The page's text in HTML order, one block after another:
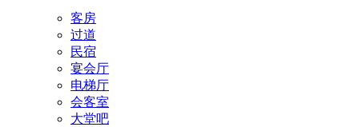
客房
过道
民宿
宴会厅
电梯厅
会客室
大堂吧